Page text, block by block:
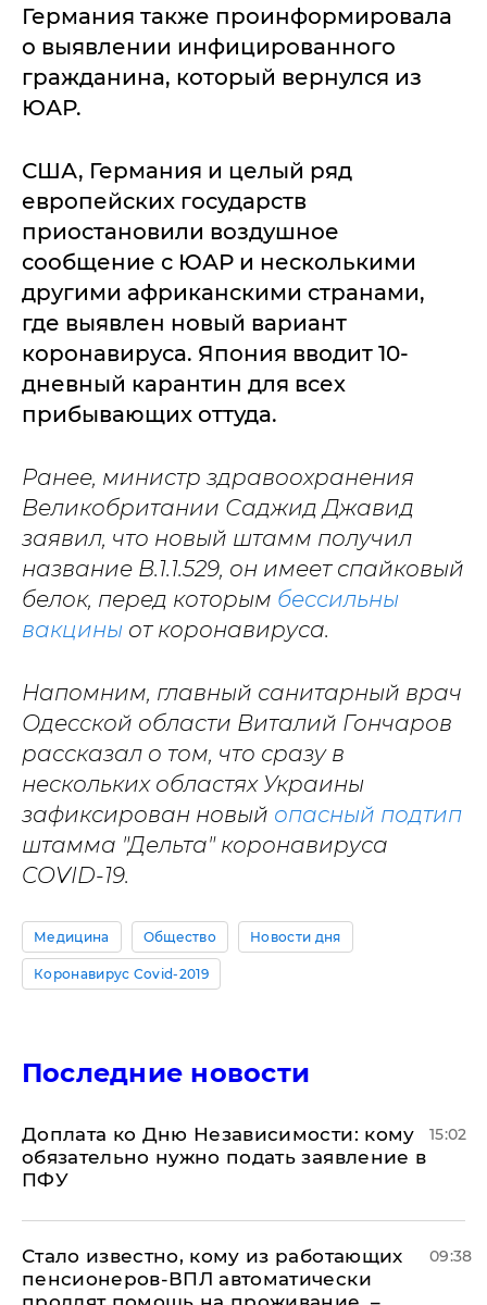
Германия также проинформировала
о выявлении инфицированного
гражданина, который вернулся из
ЮАР.
США, Германия и целый ряд
европейских государств
приостановили воздушное
сообщение с ЮАР и несколькими
другими африканскими странами,
где выявлен новый вариант
коронавируса. Япония вводит 10-
дневный карантин для всех
прибывающих оттуда.
Ранее, министр здравоохранения
Великобритании Саджид Джавид
заявил, что новый штамм получил
название B.1.1.529, он имеет спайковый
белок, перед которым бессильны
вакцины от коронавируса.
Напомним, главный санитарный врач
Одесской области Виталий Гончаров
рассказал о том, что сразу в
нескольких областях Украины
зафиксирован новый опасный подтип
штамма "Дельта" коронавируса
COVID-19.
Медицина Общество Новости дня
Коронавирус Covid-2019
Последние новости
Доплата ко Дню Независимости: кому
обязательно нужно подать заявление в
ПФУ
15:02
Стало известно, кому из работающих
пенсионеров-ВПЛ автоматически
09:38